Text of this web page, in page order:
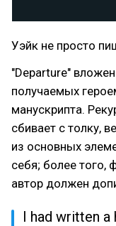
Уэйк не просто
"Departure"
получаемых
манускрипта.
сбивает с толку,
из основных
себя; более того,
автор должен
I had written a